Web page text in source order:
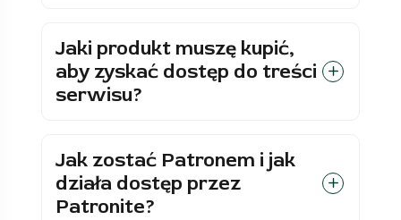
Jaki produkt muszę kupić,
aby zyskać dostęp do treści
serwisu?
Jak zostać Patronem i jak
działa dostęp przez
Patronite?